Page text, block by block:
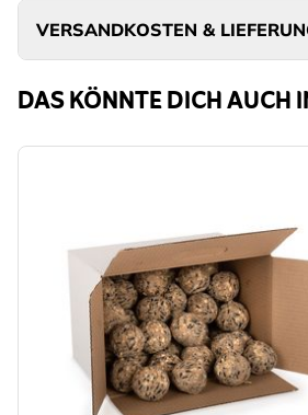
VERSANDKOSTEN &
DAS KÖNNTE DICH AUCH